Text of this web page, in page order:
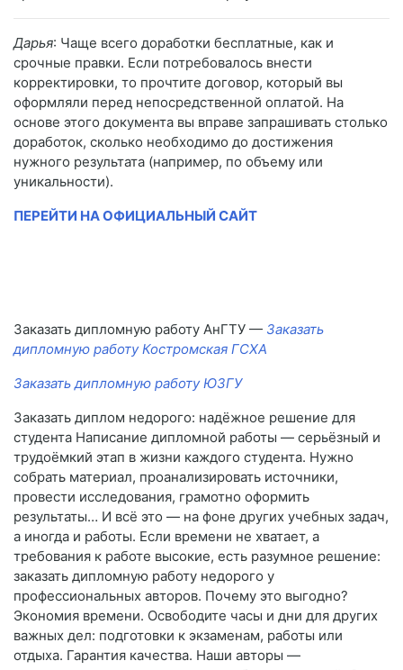
Дарья: Чаще всего доработки бесплатные, как и
срочные правки. Если потребовалось внести
корректировки, то прочтите договор, который вы
оформляли перед непосредственной оплатой. На
основе этого документа вы вправе запрашивать столько
доработок, сколько необходимо до достижения
нужного результата (например, по объему или
уникальности).
ПЕРЕЙТИ НА ОФИЦИАЛЬНЫЙ САЙТ
Заказать дипломную работу АнГТУ — Заказать
дипломную работу Костромская ГСХА
Заказать дипломную работу ЮЗГУ
Заказать диплом недорого: надёжное решение для
студента Написание дипломной работы — серьёзный и
трудоёмкий этап в жизни каждого студента. Нужно
собрать материал, проанализировать источники,
провести исследования, грамотно оформить
результаты… И всё это — на фоне других учебных задач,
а иногда и работы. Если времени не хватает, а
требования к работе высокие, есть разумное решение:
заказать дипломную работу недорого у
профессиональных авторов. Почему это выгодно?
Экономия времени. Освободите часы и дни для других
важных дел: подготовки к экзаменам, работы или
отдыха. Гарантия качества. Наши авторы —